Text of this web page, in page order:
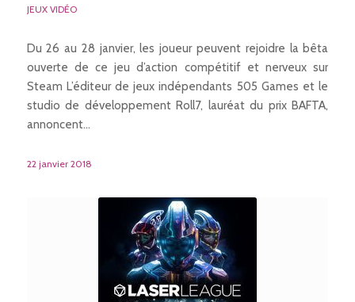
JEUX VIDÉO
Du 26 au 28 janvier, les joueur peuvent rejoidre la bêta
ouverte de ce jeu d’action compétitif et nerveux sur
Steam L’éditeur de jeux indépendants 505 Games et le
studio de développement Roll7, lauréat du prix BAFTA,
annoncent…
22 janvier 2018